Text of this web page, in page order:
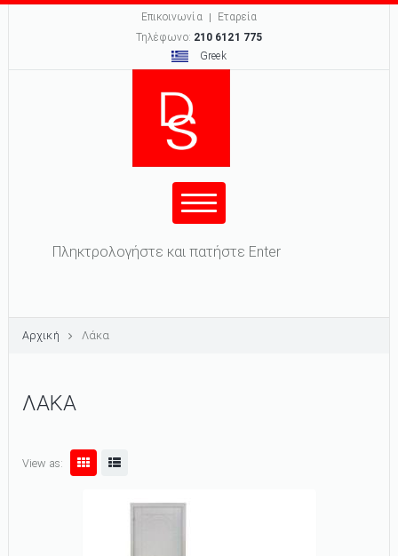
Επικοινωνία
Εταρεία
Τηλέφωνο: 210 6121 775
Greek
Φόρμα αναζήτησης
Αρχική Λάκα
ΛΑΚΑ
View as: